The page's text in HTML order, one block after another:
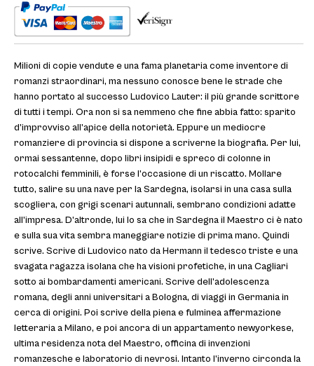
Milioni di copie vendute e una fama planetaria come inventore di
romanzi straordinari, ma nessuno conosce bene le strade che
hanno portato al successo Ludovico Lauter: il più grande scrittore
di tutti i tempi. Ora non si sa nemmeno che fine abbia fatto: sparito
d’improvviso all’apice della notorietà. Eppure un mediocre
romanziere di provincia si dispone a scriverne la biografia. Per lui,
ormai sessantenne, dopo libri insipidi e spreco di colonne in
rotocalchi femminili, è forse l’occasione di un riscatto. Mollare
tutto, salire su una nave per la Sardegna, isolarsi in una casa sulla
scogliera, con grigi scenari autunnali, sembrano condizioni adatte
all’impresa. D’altronde, lui lo sa che in Sardegna il Maestro ci è nato
e sulla sua vita sembra maneggiare notizie di prima mano. Quindi
scrive. Scrive di Ludovico nato da Hermann il tedesco triste e una
svagata ragazza isolana che ha visioni profetiche, in una Cagliari
sotto ai bombardamenti americani. Scrive dell’adolescenza
romana, degli anni universitari a Bologna, di viaggi in Germania in
cerca di origini. Poi scrive della piena e fulminea affermazione
letteraria a Milano, e poi ancora di un appartamento newyorkese,
ultima residenza nota del Maestro, officina di invenzioni
romanzesche e laboratorio di nevrosi. Intanto l’inverno circonda la